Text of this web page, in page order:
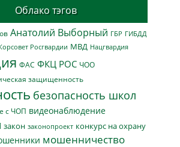
Облако тэгов
Анатолий Выборный ГБР ГИБДД
Росгвардии МВД Нацгвардия
ФАС ФКЦ РОС ЧОО
защищенность
безопасность школ
с ЧОП видеонаблюдение
закон законопроект конкурс на охрану
мошенничество